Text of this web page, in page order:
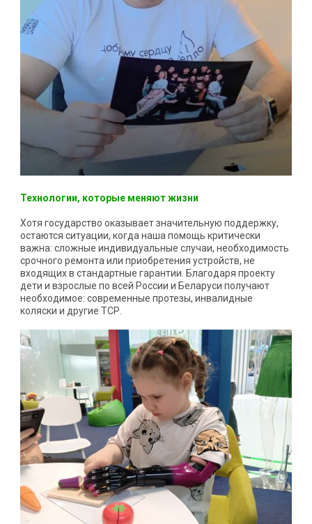
Технологии, которые меняют жизни
Хотя государство оказывает значительную поддержку,
остаются ситуации, когда наша помощь критически
важна: сложные индивидуальные случаи, необходимость
срочного ремонта или приобретения устройств, не
входящих в стандартные гарантии. Благодаря проекту
дети и взрослые по всей России и Беларуси получают
необходимое: современные протезы, инвалидные
коляски и другие ТСР.